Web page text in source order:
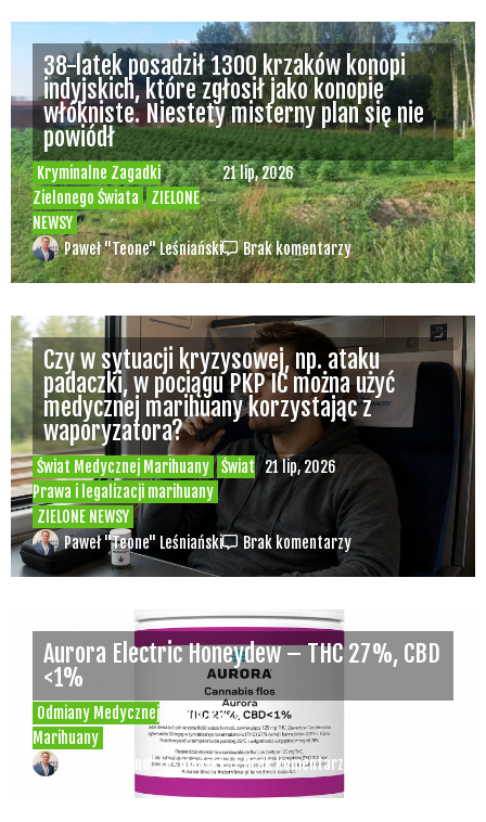
Kryminalne Zagadki
Zielonego Świata
ZIELONE
NEWSY
21 lip, 2026
38-latek posadził 1300 krzaków konopi
indyjskich, które zgłosił jako konopie
włókniste. Niestety misterny plan się nie
powiódł
Paweł "Teone" Leśniański Brak komentarzy
Świat Medycznej Marihuany
Świat
Prawa i legalizacji marihuany
ZIELONE NEWSY
21 lip, 2026
Czy w sytuacji kryzysowej, np. ataku
padaczki, w pociągu PKP IC można użyć
medycznej marihuany korzystając z
waporyzatora?
Paweł "Teone" Leśniański Brak komentarzy
Odmiany Medycznej
Marihuany
20 lip, 2026
Aurora Electric Honeydew – THC 27%, CBD
<1%
Paweł "Teone" Leśniański Brak komentarzy